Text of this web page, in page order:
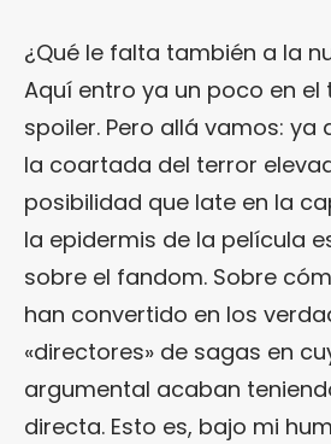
¿Qué le falta también a la
Aquí entro ya un poco en el
spoiler. Pero allá vamos: ya
la coartada del terror
posibilidad que late en la
la epidermis de la película
sobre el fandom. Sobre
han convertido en los
«directores» de sagas en
argumental acaban
directa. Esto es, bajo mi